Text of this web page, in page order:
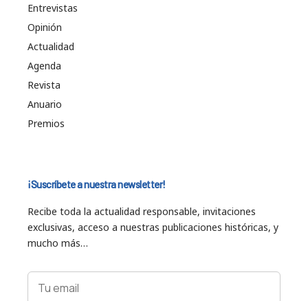
Entrevistas
Opinión
Actualidad
Agenda
Revista
Anuario
Premios
¡Suscríbete a nuestra newsletter!
Recibe toda la actualidad responsable, invitaciones
exclusivas, acceso a nuestras publicaciones históricas, y
mucho más…